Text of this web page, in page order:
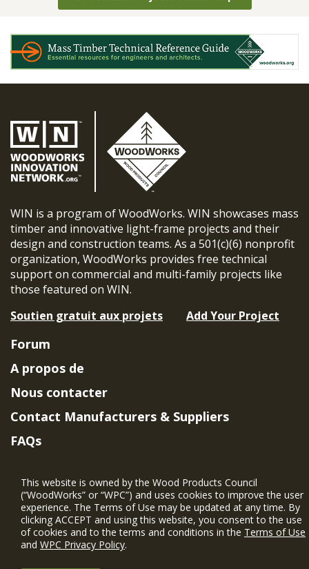
WIN is a program of WoodWorks. WIN showcases mass
timber and innovative light-frame projects and their
design and construction teams. As a 501(c)(6) nonprofit
organization, WoodWorks provides free technical
support on commercial and multi-family projects like
those featured on WIN.
Soutien gratuit aux projets
Add Your Project
Forum
A propos de
Nous contacter
Contact Manufacturers & Suppliers
FAQs
Project Eligibility Requirements
Politique de confidentialité| Conditions
d'utilisation
This website is owned by the Wood Products Council
(“WoodWorks” or “WPC”) and uses cookies to improve the user
experience. The Terms of Use may be updated at any time. By
clicking ACCEPT and using this website, you consent to the use
of cookies and to the terms and conditions in the Terms of Use
and WPC Privacy Policy.